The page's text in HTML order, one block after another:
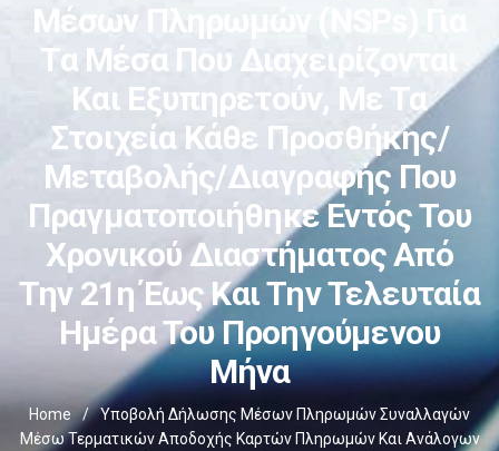
Μέσων Πληρωμών (NSPs) Για
Τα Μέσα Που Διαχειρίζονται
Και Εξυπηρετούν, Με Τα
Στοιχεία Κάθε Προσθήκης/
Μεταβολής/διαγραφής Που
Πραγματοποιήθηκε Εντός Του
Χρονικού Διαστήματος Από
Την 21η Έως Και Την Τελευταία
Ημέρα Του Προηγούμενου
Μήνα
Home /
Υποβολή Δήλωσης Μέσων Πληρωμών Συναλλαγών
Μέσω Τερματικών Αποδοχής Καρτών Πληρωμών Και Ανάλογων